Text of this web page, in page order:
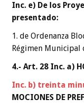
Inc. e) De los
presentado:
1. de Ordenanza
Régimen Municipal
4.- Art. 28 Inc. a)
Inc. b) treinta
MOCIONES DE